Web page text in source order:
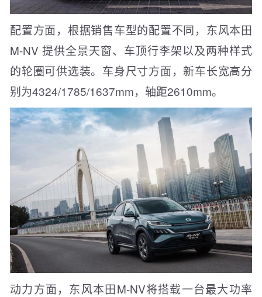
配置方面，根据销售车型的配置不同，东风本田
M-NV 提供全景天窗、车顶行李架以及两种样式
的轮圈可供选装。车身尺寸方面，新车长宽高分
别为4324/1785/1637mm，轴距2610mm。
动力方面，东风本田M-NV将搭载一台最大功率